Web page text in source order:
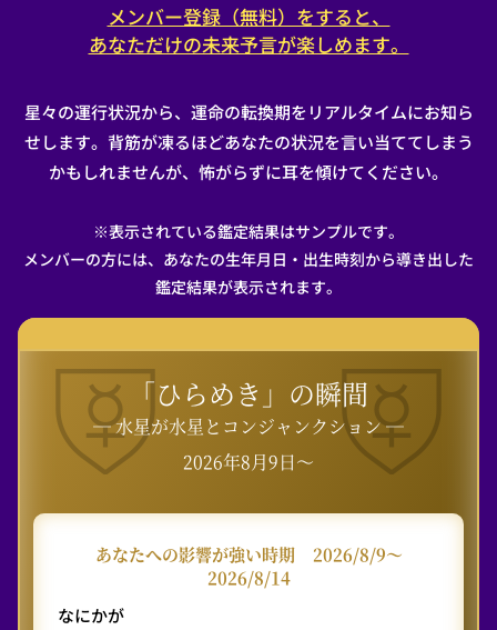
メンバー登録（無料）をすると、
あなただけの未来予言が楽しめます。
星々の運行状況から、運命の転換期をリアルタイムにお知ら
せします。背筋が凍るほどあなたの状況を言い当ててしまう
かもしれませんが、怖がらずに耳を傾けてください。
※表示されている鑑定結果はサンプルです。
メンバーの方には、あなたの生年月日・出生時刻から導き出した
鑑定結果が表示されます。
「ひらめき」の瞬間
― 水星が水星とコンジャンクション ―
2026年8月9日〜
あなたへの影響が強い時期
2026/8/9〜
2026/8/14
なにかが